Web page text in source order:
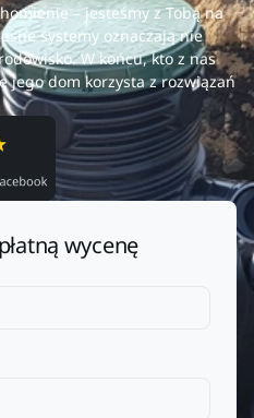
– jesteśmy z Tobą na
systemy oznaczają nie
W końcu, kto z nas
jego dom korzysta z rozwiązań
wycenę